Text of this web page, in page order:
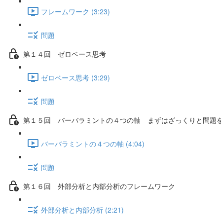
フレームワーク (3:23)
問題
第１４回 ゼロベース思考
ゼロベース思考 (3:29)
問題
第１５回 バーバラミントの４つの軸 まずはざっくりと問題
バーバラミントの４つの軸 (4:04)
問題
第１６回 外部分析と内部分析のフレームワーク
外部分析と内部分析 (2:21)